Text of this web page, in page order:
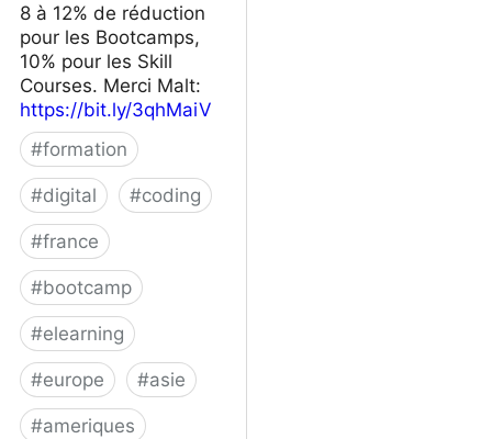
8 à 12% de réduction
pour les Bootcamps,
10% pour les Skill
Courses. Merci Malt:
https://bit.ly/3qhMaiV
#formation
#digital #coding
#france
#bootcamp
#elearning
#europe #asie
#ameriques